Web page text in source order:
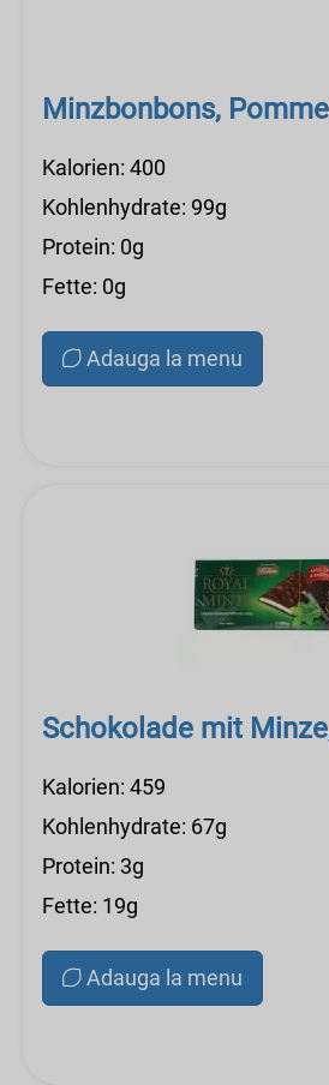
Minzbonbons,
Kalorien: 400
Kohlenhydrate: 99g
Protein: 0g
Fette: 0g
Adauga la menu
Schokolade mit
Kalorien: 459
Kohlenhydrate: 67g
Protein: 3g
Fette: 19g
Adauga la menu